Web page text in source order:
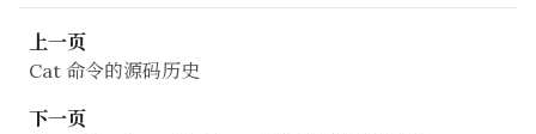
上一页
Cat 命令的源码历史
下一页